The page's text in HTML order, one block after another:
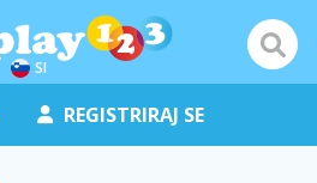
SI
REGISTRIRAJ SE